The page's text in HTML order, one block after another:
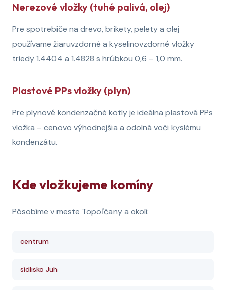
Nerezové vložky (tuhé palivá, olej)
Pre spotrebiče na drevo, brikety, pelety a olej
používame žiaruvzdorné a kyselinovzdorné vložky
triedy 1.4404 a 1.4828 s hrúbkou 0,6 – 1,0 mm.
Plastové PPs vložky (plyn)
Pre plynové kondenzačné kotly je ideálna plastová PPs
vložka – cenovo výhodnejšia a odolná voči kyslému
kondenzátu.
Kde vložkujeme komíny
Pôsobíme v meste Topoľčany a okolí:
centrum
sídlisko Juh